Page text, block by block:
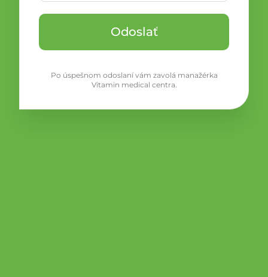
Po úspešnom odoslaní vám zavolá manažérka
Vitamin medical centra.